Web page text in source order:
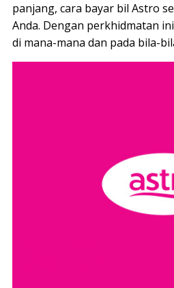
panjang, cara bayar bil Astro
Anda. Dengan perkhidmatan
di mana-mana dan pada bila-